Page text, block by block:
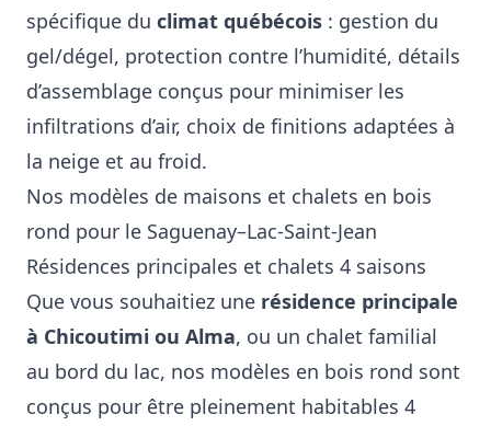
spécifique du climat québécois : gestion du
gel/dégel, protection contre l’humidité, détails
d’assemblage conçus pour minimiser les
infiltrations d’air, choix de finitions adaptées à
la neige et au froid.
Nos modèles de maisons et chalets en bois
rond pour le Saguenay–Lac-Saint-Jean
Résidences principales et chalets 4 saisons
Que vous souhaitiez une résidence principale
à Chicoutimi ou Alma, ou un chalet familial
au bord du lac, nos modèles en bois rond sont
conçus pour être pleinement habitables 4